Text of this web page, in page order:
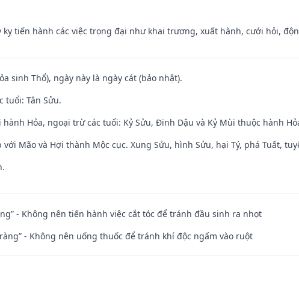
kỵ tiến hành các việc trọng đại như khai trương, xuất hành, cưới hỏi,
sinh Thổ), ngày này là ngày cát (bảo nhật).
tuổi: Tân Sửu.
Hỏa, ngoại trừ các tuổi: Kỷ Sửu, Đinh Dậu và Kỷ Mùi thuộc hành
Mão và Hợi thành Mộc cục. Xung Sửu, hình Sửu, hại Tý, phá Tuất,
- Không nên tiến hành việc cắt tóc để tránh đầu sinh ra nhọt
- Không nên uống thuốc để tránh khí độc ngấm vào ruột